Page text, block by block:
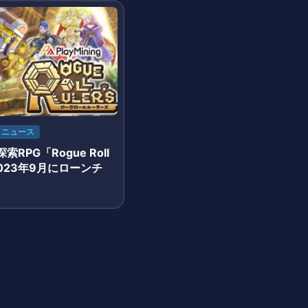
ニュース
索RPG「Rogue Roll
年9月にローンチ